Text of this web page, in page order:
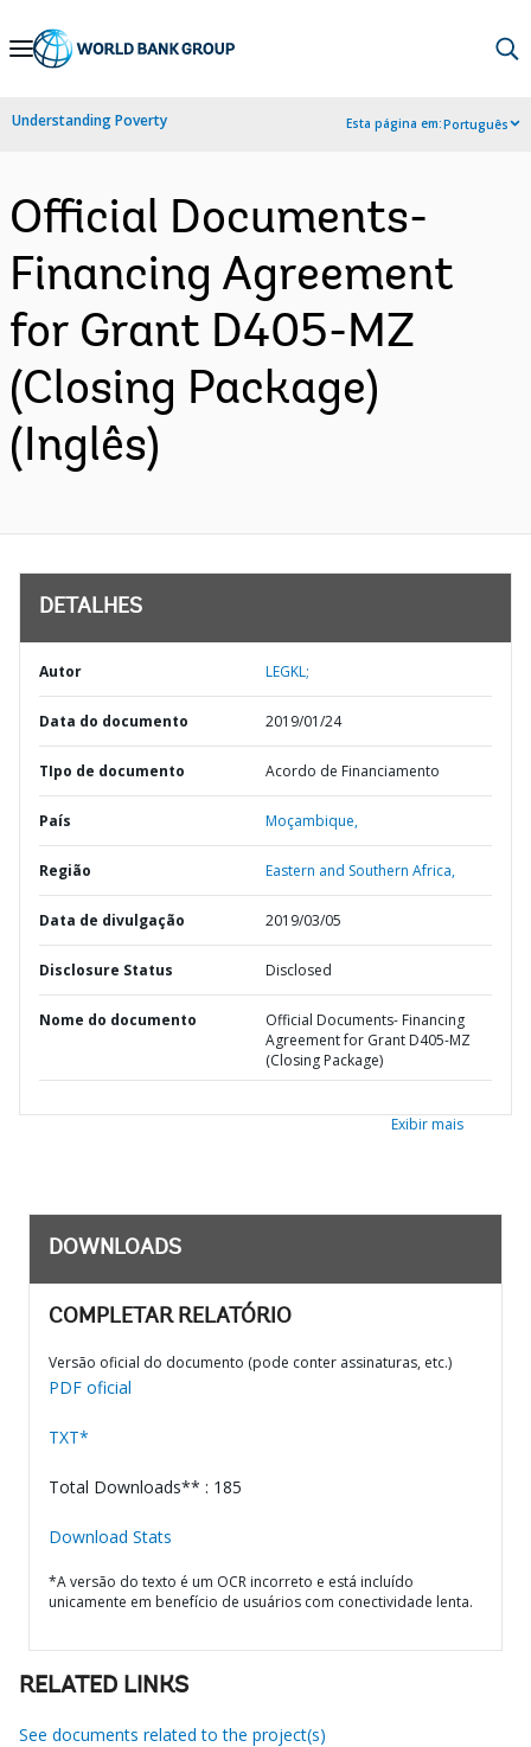
Skip
Navigation
Understanding Poverty Esta página em:Português
Official Documents-
Financing Agreement
for Grant D405-MZ
(Closing Package)
(Inglês)
DETALHES
Autor LEGKL;
Data do documento 2019/01/24
TIpo de documento Acordo de Financiamento
País Moçambique,
Região Eastern and Southern Africa,
Data de divulgação 2019/03/05
Disclosure Status Disclosed
Nome do documento
Official Documents- Financing
Agreement for Grant D405-MZ
(Closing Package)
Exibir mais
DOWNLOADS
COMPLETAR RELATÓRIO
Versão oficial do documento (pode conter assinaturas, etc.)
PDF oficial
TXT*
Total Downloads** : 185
Download Stats
*A versão do texto é um OCR incorreto e está incluído
unicamente em benefício de usuários com conectividade lenta.
RELATED LINKS
See documents related to the project(s)